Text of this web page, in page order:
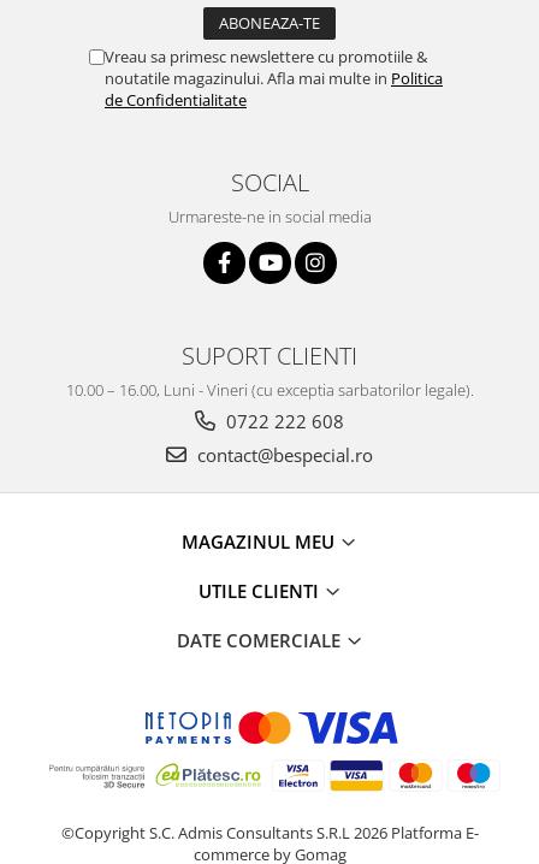
Vreau sa primesc newslettere cu promotiile &
noutatile magazinului. Afla mai multe in Politica
de Confidentialitate
SOCIAL
Urmareste-ne in social media
SUPORT CLIENTI
10.00 – 16.00, Luni - Vineri (cu exceptia sarbatorilor legale).
0722 222 608
contact@bespecial.ro
MAGAZINUL MEU
UTILE CLIENTI
DATE COMERCIALE
©Copyright S.C. Admis Consultants S.R.L 2026 Platforma E-
commerce by Gomag